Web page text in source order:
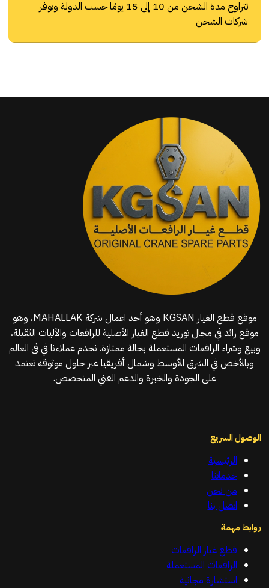
تتراوح مدة الشحن من 10 إلى 15 يومًا حسب الدولة وتوفر
شركات الشحن
موقع قطع الغيار KGSAN وهو أحد اعمال شركة MAHALLAK، وهو
موقع رائد في مجال توريد قطع الغيار الأصلية للرافعات والآليات الثقيلة،
وبيع وشراء الرافعات المستعملة بحالة ممتازة. نخدم عملاءنا في في العالم
وبالأخص في الشرق الأوسط وشمال أفريقيا عبر حلول موثوقة تعتمد
على الجودة والخبرة والدعم الفني المتخصص.
الوصول السريع
الرئيسية
خدماتنا
من نحن
اتصل بنا
روابط مهمة
قطع غيار الرافعات
الرافعات المستعملة
استشارة مجانية